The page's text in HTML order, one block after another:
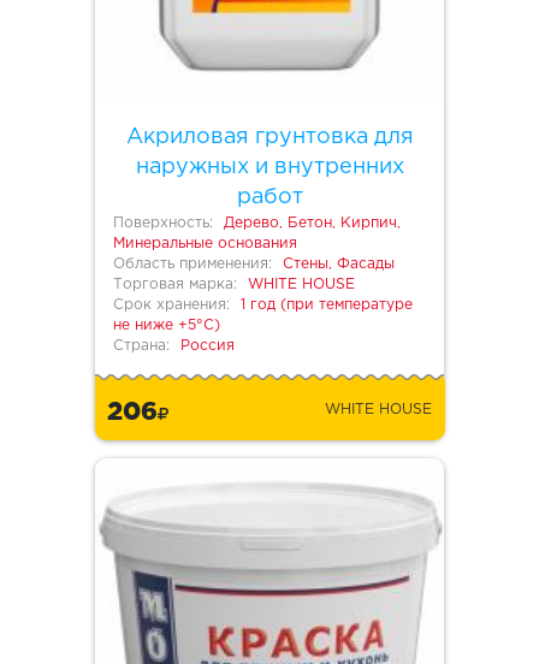
Акриловая грунтовка для
наружных и внутренних
работ
Поверхность:
Дерево, Бетон, Кирпич,
Минеральные основания
Область применения:
Стены, Фасады
Торговая марка:
WHITE HOUSE
Срок хранения:
1 год (при температуре
не ниже +5°С)
Страна:
Россия
206 WHITE HOUSE